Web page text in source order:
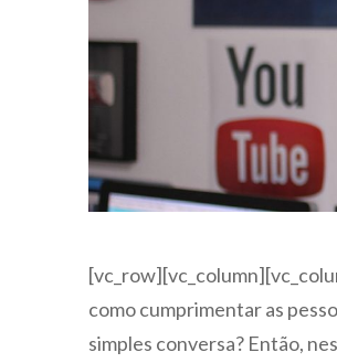
como cumprimentar as
simples conversa? Então,